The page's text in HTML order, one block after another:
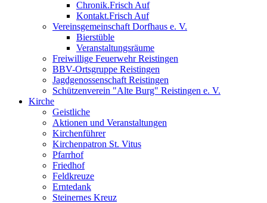
Chronik.Frisch Auf
Kontakt.Frisch Auf
Vereinsgemeinschaft Dorfhaus e. V.
Bierstüble
Veranstaltungsräume
Freiwillige Feuerwehr Reistingen
BBV-Ortsgruppe Reistingen
Jagdgenossenschaft Reistingen
Schützenverein "Alte Burg" Reistingen e. V.
Kirche
Geistliche
Aktionen und Veranstaltungen
Kirchenführer
Kirchenpatron St. Vitus
Pfarrhof
Friedhof
Feldkreuze
Erntedank
Steinernes Kreuz